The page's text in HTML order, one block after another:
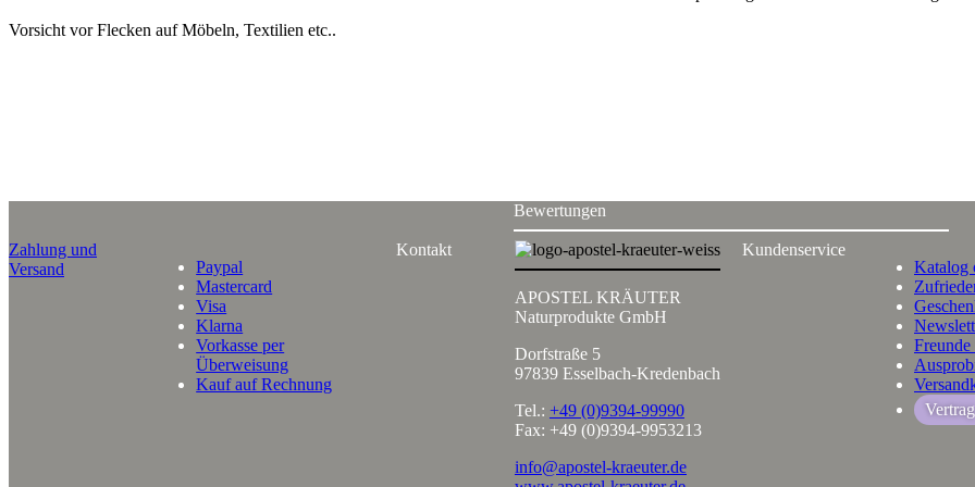
Vorsicht vor Flecken auf Möbeln, Textilien etc..
Bewertungen
Zahlung und
Versand
Paypal
Mastercard
Visa
Klarna
Vorkasse per
Überweisung
Kauf auf Rechnung
Kontakt
APOSTEL KRÄUTER
Naturprodukte GmbH
Dorfstraße 5
97839 Esselbach-Kredenbach
Tel.: +49 (0)9394-99990
Fax: +49 (0)9394-9953213
info@apostel-kraeuter.de
Kundenservice
Katalog
Freunde